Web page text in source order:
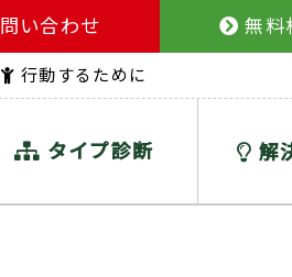
い合わせ 無料
行動するために
タイプ診断 解